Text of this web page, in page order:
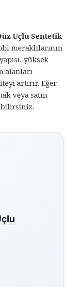
Uçlu Sentetik
meraklılarının
yüksek
alanları
artırır. Eğer
veya satın